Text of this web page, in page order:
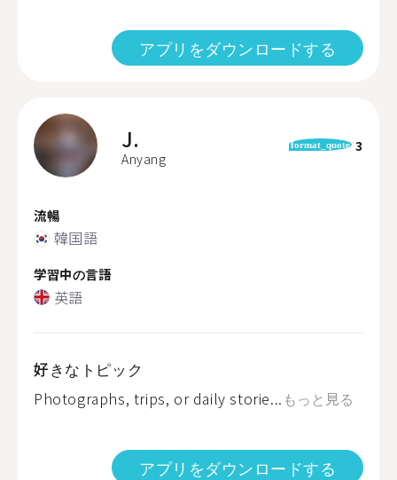
アプリをダウンロードする
J.
Anyang
format_quote 3
流暢
韓国語
学習中の言語
英語
好きなトピック
Photographs, trips, or daily storie... もっと見る
アプリをダウンロードする